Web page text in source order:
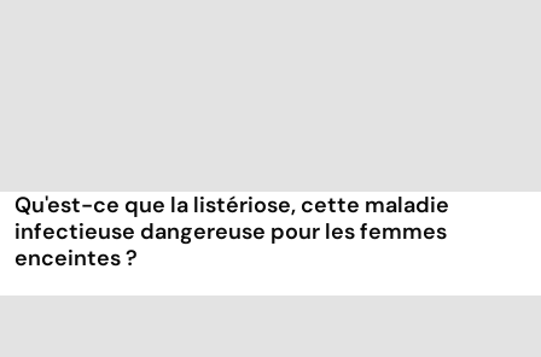
Qu'est-ce que la listériose, cette maladie
infectieuse dangereuse pour les femmes
enceintes ?